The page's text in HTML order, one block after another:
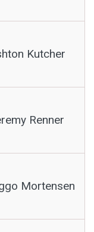
Kutcher
Renner
Mortensen